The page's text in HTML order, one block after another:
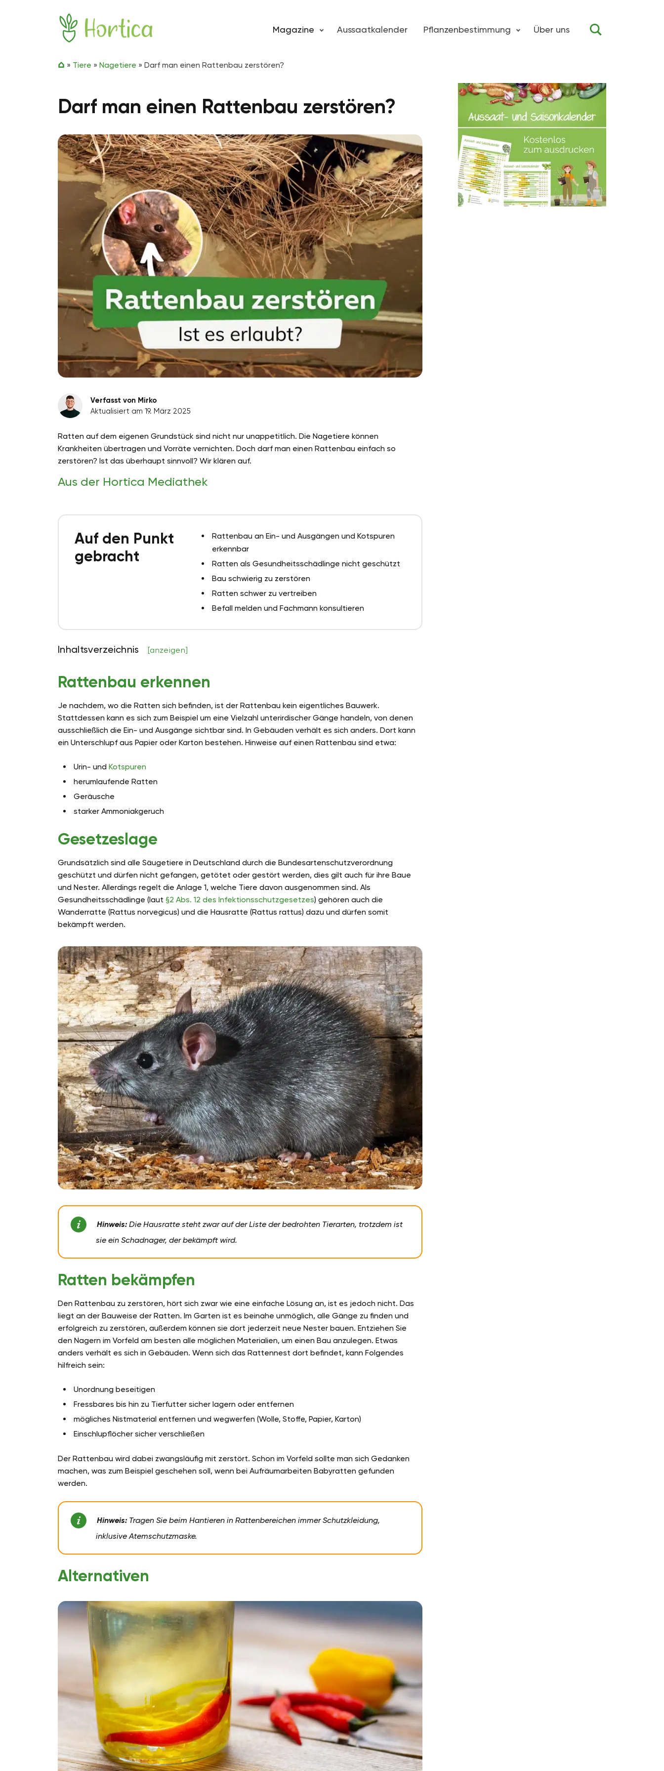
Magazine Aussaatkalender Pflanzenbestimmung Über uns
» Tiere » Nagetiere » Darf man einen Rattenbau zerstören?
Darf man einen Rattenbau zerstören?
Verfasst von Mirko
Aktualisiert am 19. März 2025
Ratten auf dem eigenen Grundstück sind nicht nur unappetitlich. Die Nagetiere können
Krankheiten übertragen und Vorräte vernichten. Doch darf man einen Rattenbau einfach so
zerstören? Ist das überhaupt sinnvoll? Wir klären auf.
Aus der Hortica Mediathek
Auf den Punkt
gebracht
Rattenbau an Ein- und Ausgängen und Kotspuren
erkennbar
Ratten als Gesundheitsschädlinge nicht geschützt
Bau schwierig zu zerstören
Ratten schwer zu vertreiben
Befall melden und Fachmann konsultieren
Inhaltsverzeichnis [anzeigen]
Rattenbau erkennen
Je nachdem, wo die Ratten sich befinden, ist der Rattenbau kein eigentliches Bauwerk.
Stattdessen kann es sich zum Beispiel um eine Vielzahl unterirdischer Gänge handeln, von denen
ausschließlich die Ein- und Ausgänge sichtbar sind. In Gebäuden verhält es sich anders. Dort kann
ein Unterschlupf aus Papier oder Karton bestehen. Hinweise auf einen Rattenbau sind etwa:
Urin- und Kotspuren
herumlaufende Ratten
Geräusche
starker Ammoniakgeruch
Gesetzeslage
Grundsätzlich sind alle Säugetiere in Deutschland durch die Bundesartenschutzverordnung
geschützt und dürfen nicht gefangen, getötet oder gestört werden, dies gilt auch für ihre Baue
und Nester. Allerdings regelt die Anlage 1, welche Tiere davon ausgenommen sind. Als
Gesundheitsschädlinge (laut §2 Abs. 12 des Infektionsschutzgesetzes) gehören auch die
Wanderratte (Rattus norvegicus) und die Hausratte (Rattus rattus) dazu und dürfen somit
bekämpft werden.
Hinweis:Die Hausratte steht zwar auf der Liste der bedrohten Tierarten, trotzdem ist
sie ein Schadnager, der bekämpft wird.
Ratten bekämpfen
Den Rattenbau zu zerstören, hört sich zwar wie eine einfache Lösung an, ist es jedoch nicht. Das
liegt an der Bauweise der Ratten. Im Garten ist es beinahe unmöglich, alle Gänge zu finden und
erfolgreich zu zerstören, außerdem können sie dort jederzeit neue Nester bauen. Entziehen Sie
den Nagern im Vorfeld am besten alle möglichen Materialien, um einen Bau anzulegen. Etwas
anders verhält es sich in Gebäuden. Wenn sich das Rattennest dort befindet, kann Folgendes
hilfreich sein:
Unordnung beseitigen
Fressbares bis hin zu Tierfutter sicher lagern oder entfernen
mögliches Nistmaterial entfernen und wegwerfen (Wolle, Stoffe, Papier, Karton)
Einschlupflöcher sicher verschließen
Der Rattenbau wird dabei zwangsläufig mit zerstört. Schon im Vorfeld sollte man sich Gedanken
machen, was zum Beispiel geschehen soll, wenn bei Aufräumarbeiten Babyratten gefunden
werden.
Hinweis:Tragen Sie beim Hantieren in Rattenbereichen immer Schutzkleidung,
inklusive Atemschutzmaske.
Alternativen